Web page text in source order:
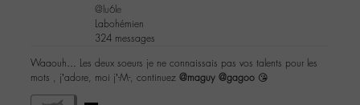
@lu6le
Labohémien
324 messages
Waaouh… Les deux soeurs je ne connaissais pas vos talents pour les
mots , j’adore, moi j’-M-, continuez @maguy @gagoo 😘